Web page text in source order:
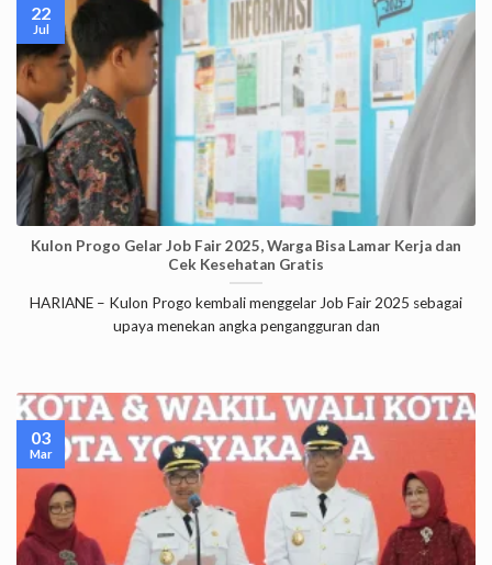
Kulon Progo Gelar Job Fair 2025, Warga Bisa Lamar Kerja dan
Cek Kesehatan Gratis
HARIANE – Kulon Progo kembali menggelar Job Fair 2025 sebagai
upaya menekan angka pengangguran dan
22
Jul
03
Mar